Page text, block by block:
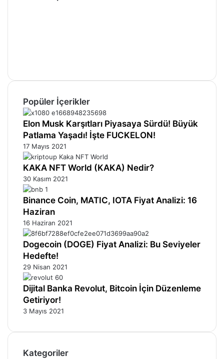
Popüler İçerikler
Elon Musk Karşıtları Piyasaya Sürdü! Büyük
Patlama Yaşadı! İşte FUCKELON!
17 Mayıs 2021
KAKA NFT World (KAKA) Nedir?
30 Kasım 2021
Binance Coin, MATIC, IOTA Fiyat Analizi: 16
Haziran
16 Haziran 2021
Dogecoin (DOGE) Fiyat Analizi: Bu Seviyeler
Hedefte!
29 Nisan 2021
Dijital Banka Revolut, Bitcoin İçin Düzenleme
Getiriyor!
3 Mayıs 2021
Kategoriler